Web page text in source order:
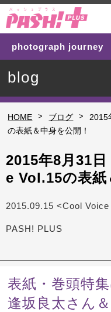
photograph journey
blog
HOME > ブログ >
2015
の表紙＆中身を公開！
2015年8月31
e Vol.15の表紙
2015.09.15 <Cool Voice
PASH! PLUS
表紙・巻頭特
逢坂良太さん